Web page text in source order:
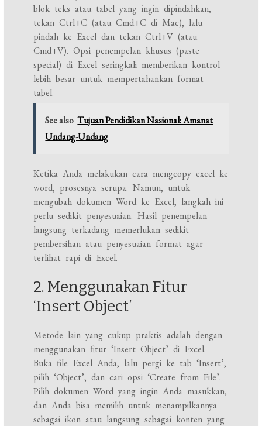
blok teks atau tabel yang ingin dipindahkan,
tekan Ctrl+C (atau Cmd+C di Mac), lalu
pindah ke Excel dan tekan Ctrl+V (atau
Cmd+V). Opsi penempelan khusus (paste
special) di Excel seringkali memberikan kontrol
lebih besar untuk mempertahankan format
tabel.
See also Tujuan Pendidikan Nasional: Amanat
Undang-Undang
Ketika Anda melakukan cara mengcopy excel ke
word, prosesnya serupa. Namun, untuk
mengubah dokumen Word ke Excel, langkah ini
perlu sedikit penyesuaian. Hasil penempelan
langsung terkadang memerlukan sedikit
pembersihan atau penyesuaian format agar
terlihat rapi di Excel.
2. Menggunakan Fitur
‘Insert Object’
Metode lain yang cukup praktis adalah dengan
menggunakan fitur ‘Insert Object’ di Excel.
Buka file Excel Anda, lalu pergi ke tab ‘Insert’,
pilih ‘Object’, dan cari opsi ‘Create from File’.
Pilih dokumen Word yang ingin Anda masukkan,
dan Anda bisa memilih untuk menampilkannya
sebagai ikon atau langsung sebagai konten yang